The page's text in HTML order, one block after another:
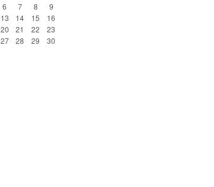
6 7 8
9
13 14 15
16
20 21 22
23
27 28 29
30